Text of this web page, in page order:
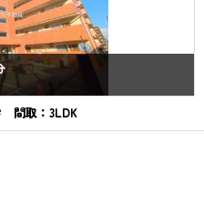
間取：3LDK